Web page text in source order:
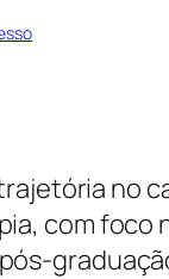
no
com foco